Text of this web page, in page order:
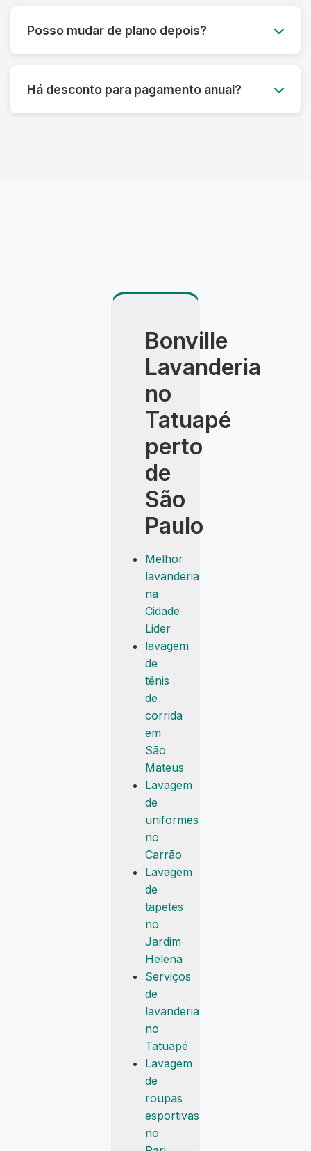
você aproveite ao máximo seu plano sem
desperdício.
Posso mudar de plano depois?
se às suas necessidades atuais.
Há desconto para pagamento anual?
Bonville
Lavanderia
no
Tatuapé
perto
de
São
Paulo
Melhor
lavanderia
na
Cidade
Lider
lavagem
de
tênis
de
corrida
em
São
Mateus
Lavagem
de
uniformes
no
Carrão
Lavagem
de
tapetes
no
Jardim
Helena
Serviços
de
lavanderia
no
Tatuapé
Lavagem
de
roupas
esportivas
no